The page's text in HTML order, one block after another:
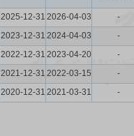
2025-12-31 2026-04-03 -
2023-12-31 2024-04-03 -
2022-12-31 2023-04-20 -
2021-12-31 2022-03-15 -
2020-12-31 2021-03-31 -